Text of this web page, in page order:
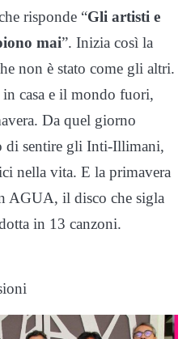
risponde “Gli artisti e
mai”. Inizia così la
non è stato come gli altri.
casa e il mondo fuori,
Da quel giorno
di sentire gli Inti-Illimani,
nella vita. E la primavera
AGUA, il disco che sigla
in 13 canzoni.